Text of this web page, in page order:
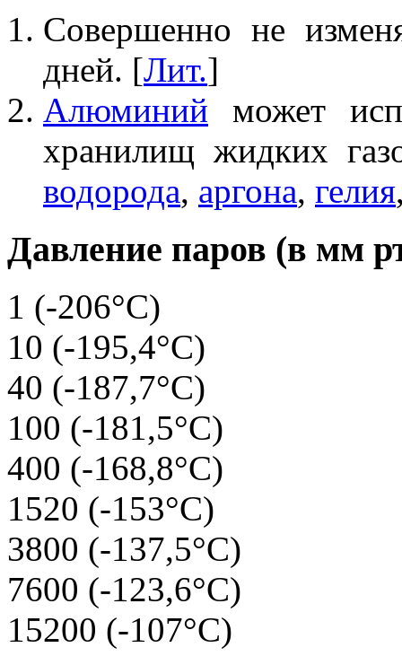
Совершенно не
дней. [Лит.]
Алюминий может
хранилищ жидких
водорода, аргона, гелия
Давление паров (в мм
1 (-206°C)
10 (-195,4°C)
40 (-187,7°C)
100 (-181,5°C)
400 (-168,8°C)
1520 (-153°C)
3800 (-137,5°C)
7600 (-123,6°C)
15200 (-107°C)